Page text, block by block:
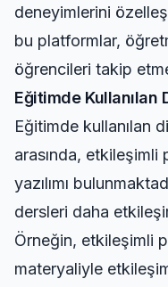
deneyimlerini
bu platformlar,
öğrencileri takip
Eğitimde Kullanılan
Eğitimde kullanılan
arasında, etkileşimli
yazılımı
dersleri daha
Örneğin, etkileşimli
materyaliyle